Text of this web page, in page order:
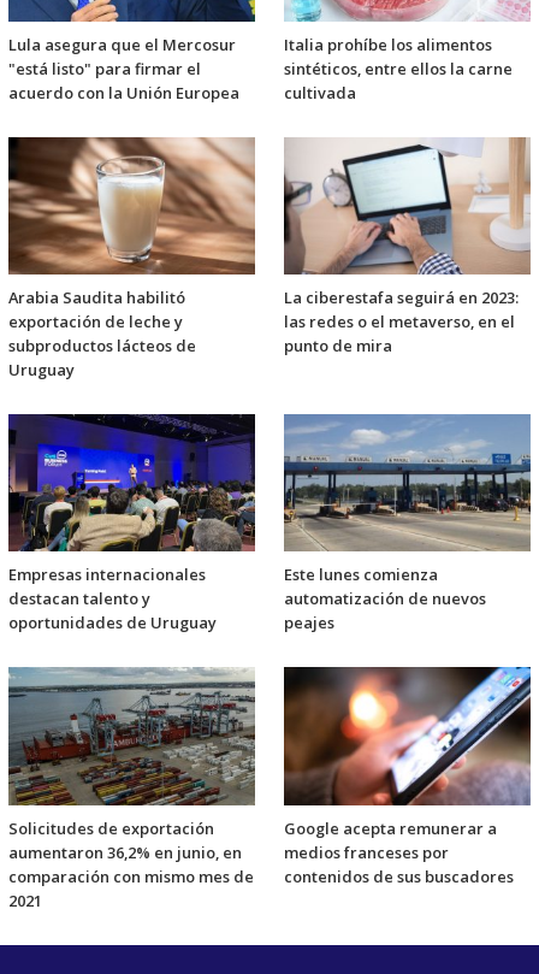
Lula asegura que el Mercosur
"está listo" para firmar el
acuerdo con la Unión Europea
Italia prohíbe los alimentos
sintéticos, entre ellos la carne
cultivada
Arabia Saudita habilitó
exportación de leche y
subproductos lácteos de
Uruguay
La ciberestafa seguirá en 2023:
las redes o el metaverso, en el
punto de mira
Empresas internacionales
destacan talento y
oportunidades de Uruguay
Este lunes comienza
automatización de nuevos
peajes
Solicitudes de exportación
aumentaron 36,2% en junio, en
comparación con mismo mes de
2021
Google acepta remunerar a
medios franceses por
contenidos de sus buscadores